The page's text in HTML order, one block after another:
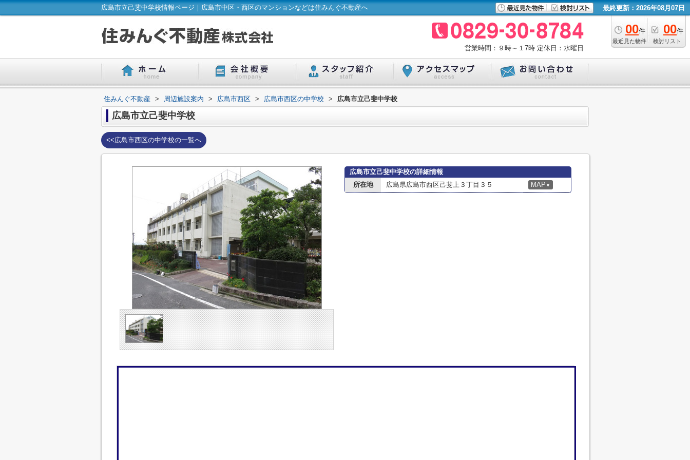
広島市立己斐中学校情報ページ｜広島市中区・西区のマンションなどは住みんぐ不動産へ 最終更新：2026年08月07日
00件
最近見た物件
00件
検討リスト
営業時間：９時～１7時 定休日：水曜日
住みんぐ不動産 > 周辺施設案内 > 広島市西区 > 広島市西区の中学校 > 広島市立己斐中学校
広島市立己斐中学校
<<広島市西区の中学校の一覧へ
広島市立己斐中学校の詳細情報
所在地
広島県広島市西区己斐上３丁目３５ MAP ▼